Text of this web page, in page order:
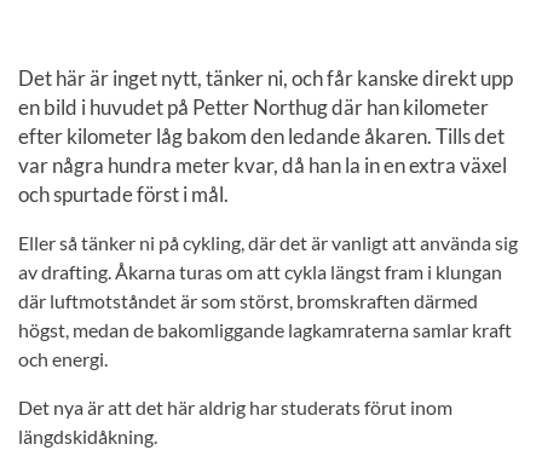
Det här är inget nytt, tänker ni, och får kanske direkt upp
en bild i huvudet på Petter Northug där han kilometer
efter kilometer låg bakom den ledande åkaren. Tills det
var några hundra meter kvar, då han la in en extra växel
och spurtade först i mål.
Eller så tänker ni på cykling, där det är vanligt att använda sig
av drafting. Åkarna turas om att cykla längst fram i klungan
där luftmotståndet är som störst, bromskraften därmed
högst, medan de bakomliggande lagkamraterna samlar kraft
och energi.
Det nya är att det här aldrig har studerats förut inom
längdskidåkning.